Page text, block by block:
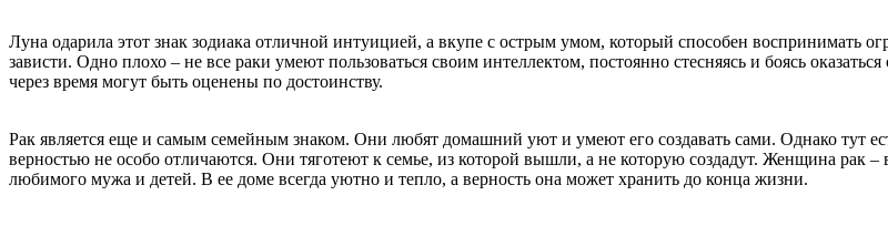
Луна одарила этот знак зодиака отличной интуицией, а вкупе с острым умом, который способен воспринимать
зависти. Одно плохо – не все раки умеют пользоваться своим интеллектом, постоянно стесняясь и боясь
через время могут быть оценены по достоинству.
Рак является еще и самым семейным знаком. Они любят домашний уют и умеют его создавать сами. Однако тут
верностью не особо отличаются. Они тяготеют к семье, из которой вышли, а не которую создадут. Женщина
любимого мужа и детей. В ее доме всегда уютно и тепло, а верность она может хранить до конца жизни.